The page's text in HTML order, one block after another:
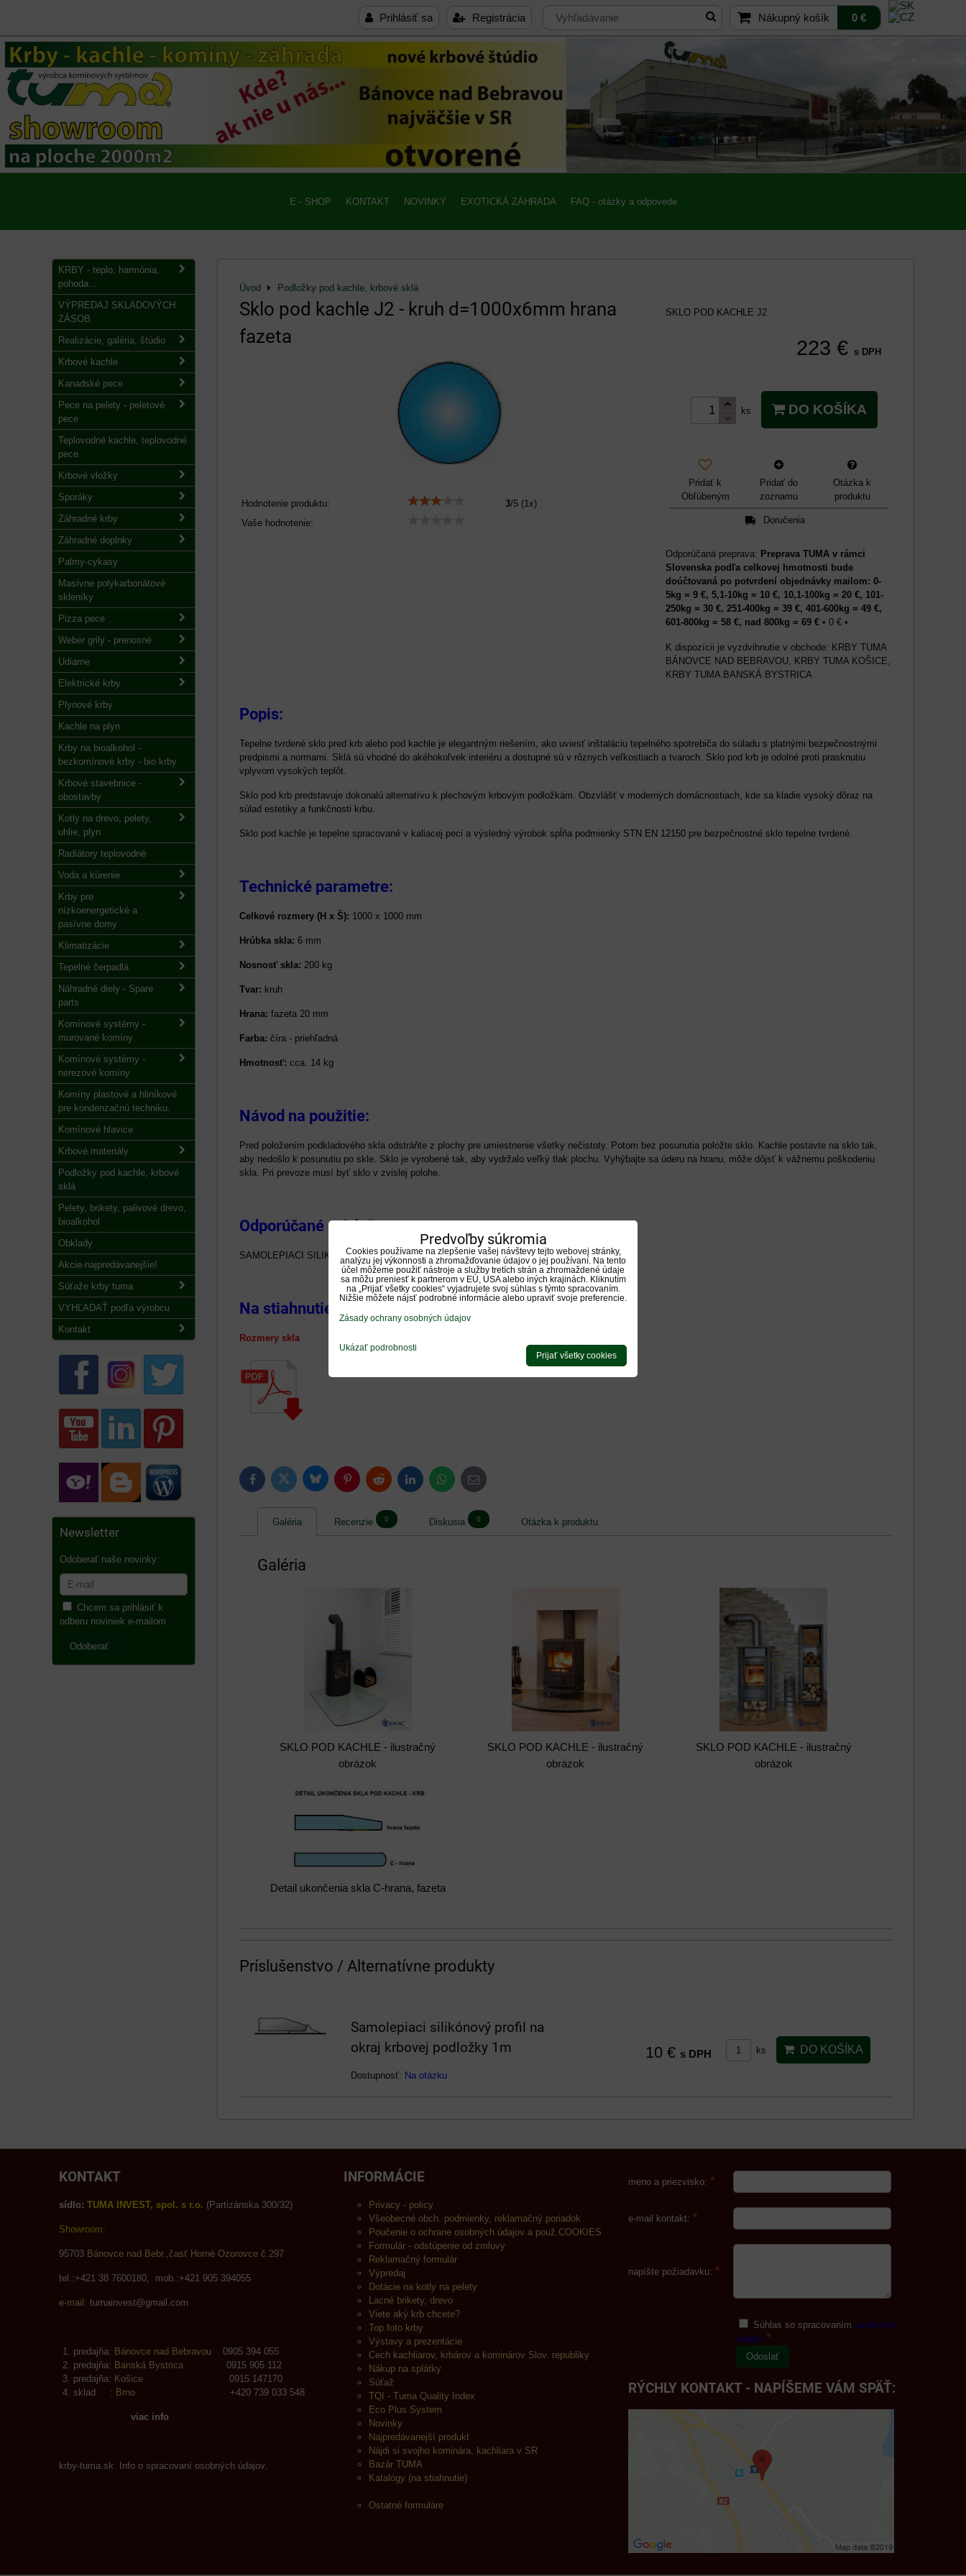
Prihlásiť sa Registrácia Nákupný košík 0 €
E - SHOP KONTAKT NOVINKY EXOTICKÁ ZÁHRADA FAQ - otázky a odpovede
Úvod Podložky pod kachle, krbové sklá
Sklo pod kachle J2 - kruh d=1000x6mm hrana
fazeta
Hodnotenie produktu: 3/5 (1x)
Vaše hodnotenie:
SKLO POD KACHLE J2
223 € s DPH
ks DO KOŠÍKA
Pridať k
Obľúbeným
Pridať do
zoznamu
Otázka k
produktu
Doručenia
Preprava TUMA v rámci
Slovenska podľa celkovej hmotnosti bude
doúčtovaná po potvrdení objednávky mailom: 0-
5kg = 9 €, 5,1-10kg = 10 €, 10,1-100kg = 20 €, 101-
250kg = 30 €, 251-400kg = 39 €, 401-600kg = 49 €,
601-800kg = 58 €, nad 800kg = 69 € • 0 € •
KRBY TUMA
BÁNOVCE NAD BEBRAVOU, KRBY TUMA KOŠICE,
KRBY TUMA BANSKÁ BYSTRICA
Popis:
Tepelne tvrdené sklo pred krb alebo pod kachle je elegantným riešením, ako uviesť inštaláciu tepelného spotrebiča do súladu s platnými bezpečnostnými
predpismi a normami. Sklá sú vhodné do akéhokoľvek interiéru a dostupné sú v rôznych veľkostiach a tvaroch. Sklo pod krb je odolné proti prasknutiu
vplyvom vysokých teplôt.
Sklo pod krb predstavuje dokonalú alternatívu k plechovým krbovým podložkám. Obzvlášť v moderných domácnostiach, kde sa kladie vysoký dôraz na
súlad estetiky a funkčnosti krbu.
Sklo pod kachle je tepelne spracované v kaliacej peci a výsledný výrobok spĺňa podmienky STN EN 12150 pre bezpečnostné sklo tepelne tvrdené.
Technické parametre:
Celkové rozmery (H x Š): 1000 x 1000 mm
Hrúbka skla: 6 mm
Nosnosť skla: 200 kg
Tvar: kruh
Hrana: fazeta 20 mm
Farba: číra - priehľadná
Hmotnosť: cca. 14 kg
Návod na použitie:
Pred položením podkladového skla odstráňte z plochy pre umiestnenie všetky nečistoty. Potom bez posunutia položte sklo. Kachle postavte na sklo tak,
aby nedošlo k posunutiu po skle. Sklo je vyrobené tak, aby vydržalo veľký tlak plochu. Vyhýbajte sa úderu na hranu, môže dôjsť k vážnemu poškodeniu
skla. Pri prevoze musí byť sklo v zvislej polohe.
Odporúčané príslušenstvo:
SAMOLEPIACI SILIKÓNOVÝ PROFIL NA OKRAJE SKLA
Na stiahnutie:
Rozmery skla
FacebookTwitter BlueskyPinterestReddit LinkedInWhatsApp
E-
mail
Galéria Recenzie 0 Diskusia 0 Otázka k produktu
Galéria
SKLO POD KACHLE - ilustračný
obrázok
SKLO POD KACHLE - ilustračný
obrázok
SKLO POD KACHLE - ilustračný
obrázok
Detail ukončenia skla C-hrana, fazeta
Príslušenstvo / Alternatívne produkty
Samolepiaci silikónový profil na
okraj krbovej podložky 1m
Dostupnosť: Na otázku
10 € s DPH ks DO KOŠÍKA
KRBY - teplo, harmónia,
pohoda...
VÝPREDAJ SKLADOVÝCH
ZÁSOB
Realizácie, galéria, štúdio
Krbové kachle
Kanadské pece
Pece na pelety - peletové
pece
Teplovodné kachle, teplovodné
pece
Krbové vložky
Sporáky
Záhradné krby
Záhradné doplnky
Palmy-cykasy
Masívne polykarbonátové
skleníky
Pizza pece
Weber grily - prenosné
Udiarne
Elektrické krby
Plynové krby
Kachle na plyn
Krby na bioalkohol -
bezkomínové krby - bio krby
Krbové stavebnice -
obostavby
Kotly na drevo, pelety,
uhlie, plyn
Radiátory teplovodné
Voda a kúrenie
Krby pre
nízkoenergetické a
pasívne domy
Klimatizácie
Tepelné čerpadlá
Náhradné diely - Spare
parts
Komínové systémy -
murované komíny
Komínové systémy -
nerezové komíny
Komíny plastové a hliníkové
pre kondenzačnú techniku.
Komínové hlavice
Krbové materiály
Podložky pod kachle, krbové
sklá
Pelety, brikety, palivové drevo,
bioalkohol
Obklady
Akcie-najpredávanejšie!
Súťaže krby tuma
VYHĽADAŤ podľa výrobcu
Kontakt
Newsletter
Odoberať naše novinky:
Chcem sa prihlásiť k
odberu noviniek e-mailom
Odoberať
KONTAKT
sídlo: TUMA INVEST, spol. s r.o. (Partizánska 300/32)
Showroom:
95703 Bánovce nad Bebr.,časť Horné Ozorovce č.297
tel.:+421 38 7600180, mob.:+421 905 394055
e-mail: tumainvest@gmail.com
predajňa: Bánovce nad Bebravou 0905 394 055
predajňa: Banská Bystrica 0915 905 112
predajňa: Košice 0915 147170
sklad : Brno +420 739 033 548
viac info
krby-tuma.sk Info o spracovaní osobných údajov.
INFORMÁCIE
Privacy - policy
Všeobecné obch. podmienky, reklamačný poriadok
Poučenie o ochrane osobných údajov a použ.COOKIES
Formulár - odstúpenie od zmluvy
Reklamačný formulár
Výpredaj
Dotácie na kotly na pelety
Lacné brikety, drevo
Viete aký krb chcete?
Top foto krby
Výstavy a prezentácie
Cech kachliarov, krbárov a kominárov Slov. republiky
Nákup na splátky
Súťaž
TQI - Tuma Quality Index
Eco Plus System
Novinky
Najpredávanejší produkt
Nájdi si svojho kominára, kachliara v SR
Bazár TUMA
Katalógy (na stiahnutie)
Ostatné formuláre
meno a priezvisko: *
e-mail kontakt: *
napíšte požiadavku: *
Súhlas so spracovanímosobných
údajov *
Odoslať
RÝCHLY KONTAKT - NAPÍŠEME VÁM SPÄŤ:
Predvoľby súkromia
Cookies používame na zlepšenie vašej návštevy tejto webovej stránky,
analýzu jej výkonnosti a zhromažďovanie údajov o jej používaní. Na tento
účel môžeme použiť nástroje a služby tretích strán a zhromaždené údaje
sa môžu preniesť k partnerom v EÚ, USA alebo iných krajinách. Kliknutím
na „Prijať všetky cookies“ vyjadrujete svoj súhlas s týmto spracovaním.
Nižšie môžete nájsť podrobné informácie alebo upraviť svoje preferencie.
Zásady ochrany osobných údajov
Ukázať podrobnosti
Prijať všetky cookies